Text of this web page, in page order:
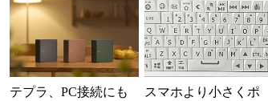
テプラ、PC接続にも
スマホより小さくポ